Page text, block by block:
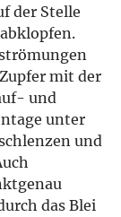
der Stelle
mit der
und
unter
und
das Blei